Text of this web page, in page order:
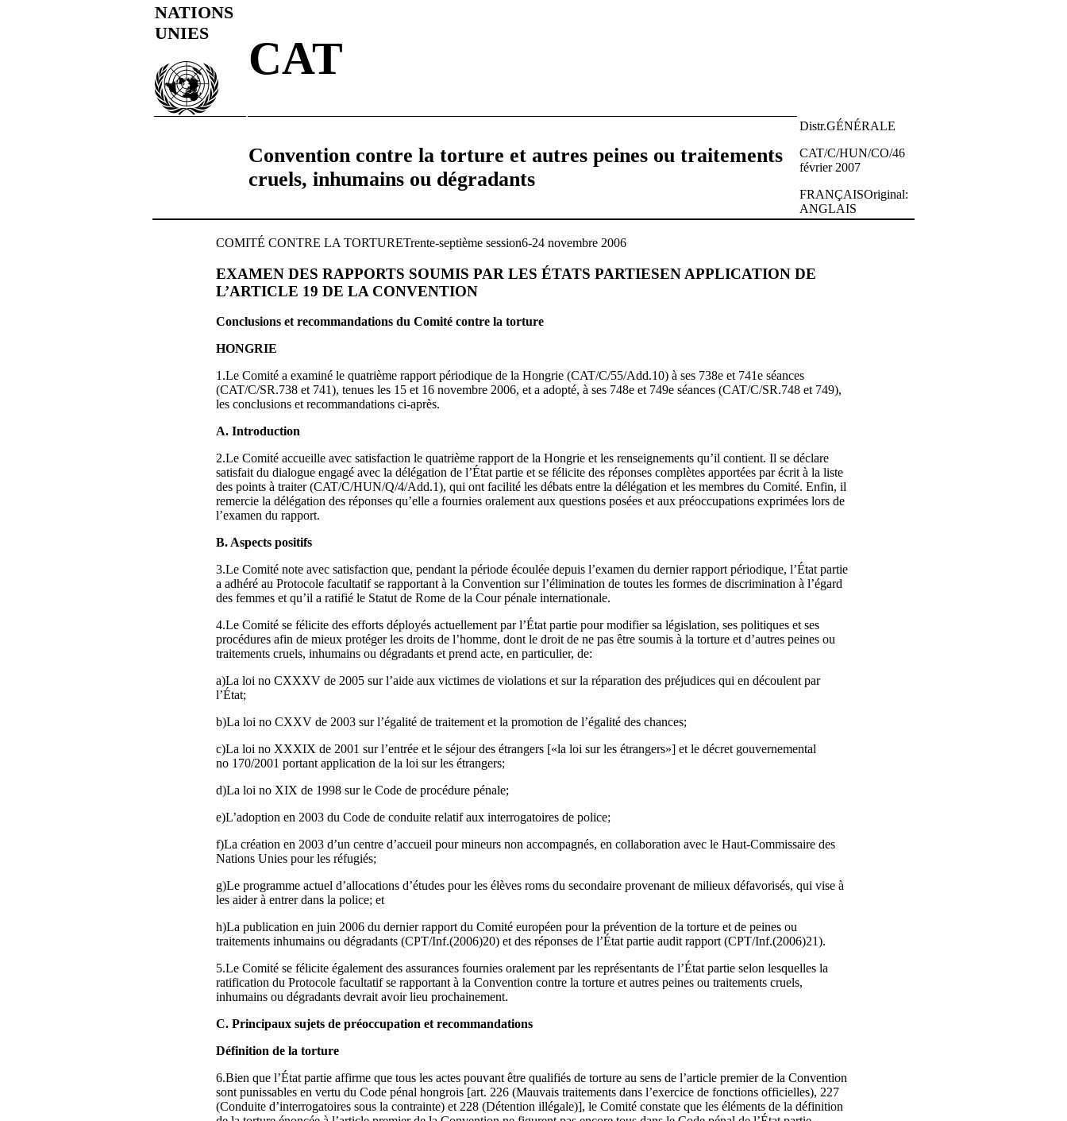
NATIONS
UNIES
CAT
Convention contre la torture et autres peines ou traitements
cruels, inhumains ou dégradants
Distr.GÉNÉRALE
CAT/C/HUN/CO/46
février 2007
FRANÇAISOriginal:
ANGLAIS
COMITÉ CONTRE LA TORTURETrente‑septième session6‑24 novembre 2006
EXAMEN DES RAPPORTS SOUMIS PAR LES ÉTATS PARTIESEN APPLICATION DE
L’ARTICLE 19 DE LA CONVENTION
Conclusions et recommandations du Comité contre la torture
HONGRIE
1.Le Comité a examiné le quatrième rapport périodique de la Hongrie (CAT/C/55/Add.10) à ses 738e et 741e séances
(CAT/C/SR.738 et 741), tenues les 15 et 16 novembre 2006, et a adopté, à ses 748e et 749e séances (CAT/C/SR.748 et 749),
les conclusions et recommandations ci-après.
A. Introduction
2.Le Comité accueille avec satisfaction le quatrième rapport de la Hongrie et les renseignements qu’il contient. Il se déclare
satisfait du dialogue engagé avec la délégation de l’État partie et se félicite des réponses complètes apportées par écrit à la liste
des points à traiter (CAT/C/HUN/Q/4/Add.1), qui ont facilité les débats entre la délégation et les membres du Comité. Enfin, il
remercie la délégation des réponses qu’elle a fournies oralement aux questions posées et aux préoccupations exprimées lors de
l’examen du rapport.
B. Aspects positifs
3.Le Comité note avec satisfaction que, pendant la période écoulée depuis l’examen du dernier rapport périodique, l’État partie
a adhéré au Protocole facultatif se rapportant à la Convention sur l’élimination de toutes les formes de discrimination à l’égard
des femmes et qu’il a ratifié le Statut de Rome de la Cour pénale internationale.
4.Le Comité se félicite des efforts déployés actuellement par l’État partie pour modifier sa législation, ses politiques et ses
procédures afin de mieux protéger les droits de l’homme, dont le droit de ne pas être soumis à la torture et d’autres peines ou
traitements cruels, inhumains ou dégradants et prend acte, en particulier, de:
a)La loi no CXXXV de 2005 sur l’aide aux victimes de violations et sur la réparation des préjudices qui en découlent par
l’État;
b)La loi no CXXV de 2003 sur l’égalité de traitement et la promotion de l’égalité des chances;
c)La loi no XXXIX de 2001 sur l’entrée et le séjour des étrangers [«la loi sur les étrangers»] et le décret gouvernemental
no 170/2001 portant application de la loi sur les étrangers;
d)La loi no XIX de 1998 sur le Code de procédure pénale;
e)L’adoption en 2003 du Code de conduite relatif aux interrogatoires de police;
f)La création en 2003 d’un centre d’accueil pour mineurs non accompagnés, en collaboration avec le Haut‑Commissaire des
Nations Unies pour les réfugiés;
g)Le programme actuel d’allocations d’études pour les élèves roms du secondaire provenant de milieux défavorisés, qui vise à
les aider à entrer dans la police; et
h)La publication en juin 2006 du dernier rapport du Comité européen pour la prévention de la torture et de peines ou
traitements inhumains ou dégradants (CPT/Inf.(2006)20) et des réponses de l’État partie audit rapport (CPT/Inf.(2006)21).
5.Le Comité se félicite également des assurances fournies oralement par les représentants de l’État partie selon lesquelles la
ratification du Protocole facultatif se rapportant à la Convention contre la torture et autres peines ou traitements cruels,
inhumains ou dégradants devrait avoir lieu prochainement.
C. Principaux sujets de préoccupation et recommandations
Définition de la torture
6.Bien que l’État partie affirme que tous les actes pouvant être qualifiés de torture au sens de l’article premier de la Convention
sont punissables en vertu du Code pénal hongrois [art. 226 (Mauvais traitements dans l’exercice de fonctions officielles), 227
(Conduite d’interrogatoires sous la contrainte) et 228 (Détention illégale)], le Comité constate que les éléments de la définition